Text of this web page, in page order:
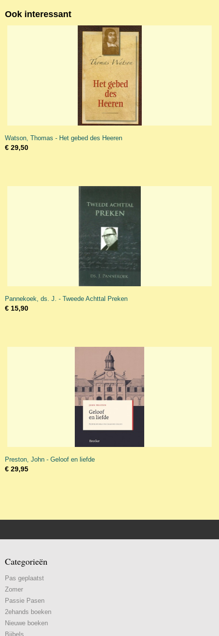
Ook interessant
Watson, Thomas - Het gebed des Heeren
€ 29,50
Pannekoek, ds. J. - Tweede Achttal Preken
€ 15,90
Preston, John - Geloof en liefde
€ 29,95
Categorieën
Pas geplaatst
Zomer
Passie Pasen
2ehands boeken
Nieuwe boeken
Bijbels